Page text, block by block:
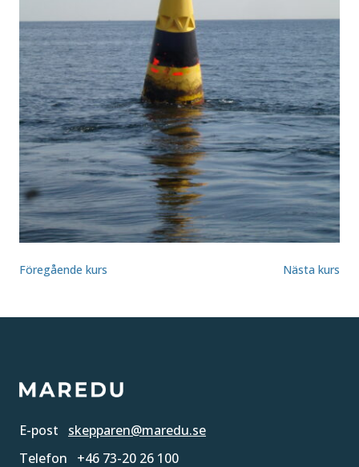
Föregående kurs Nästa kurs
E-post
skepparen@maredu.se
Telefon
+46 73-20 26 100